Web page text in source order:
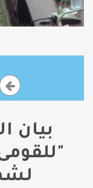
بيان